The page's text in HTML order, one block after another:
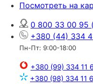
Посмотреть на
0 800 33 00 95
+380 (44) 334
Пн-Пт: 9:00-18:00
+380 (99) 334 11
+380 (98) 334 11